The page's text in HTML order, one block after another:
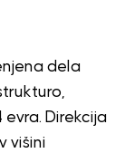
dela
Direkcija
višini